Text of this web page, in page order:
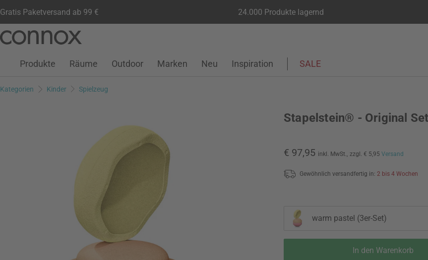
Gratis Paketversand ab 99 € 24.000 Produkte lagernd
Seiteninhalt
Suchfeld
Kundenkonto
Wunschliste
Warenkorb
Produkte Räume Outdoor Marken Neu Inspiration SALE
Kategorien Kinder Spielzeug
Stapelstein® - Original Set
€ 97,95 inkl. MwSt., zzgl. € 5,95 Versand
Gewöhnlich versandfertig in: 2 bis 4 Wochen
warm pastel (3er-Set)
In den Warenkorb
Wunschliste hinzufügen